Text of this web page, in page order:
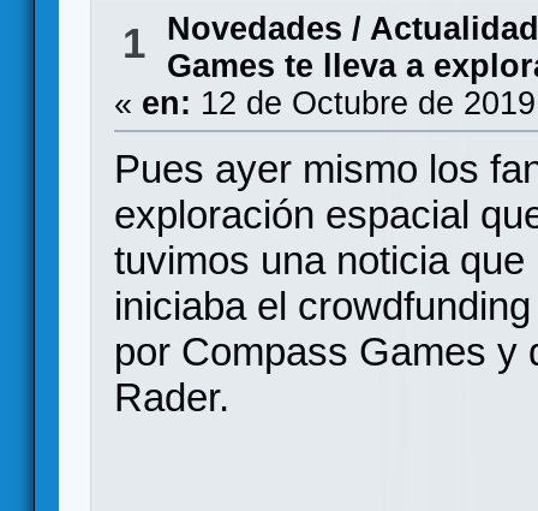
1
Novedades / Actualidad
Games te lleva a
« en: 12 de Octubre de
Pues ayer mismo los
exploración espacial
tuvimos una noticia
iniciaba el
por Compass Games y
Rader.